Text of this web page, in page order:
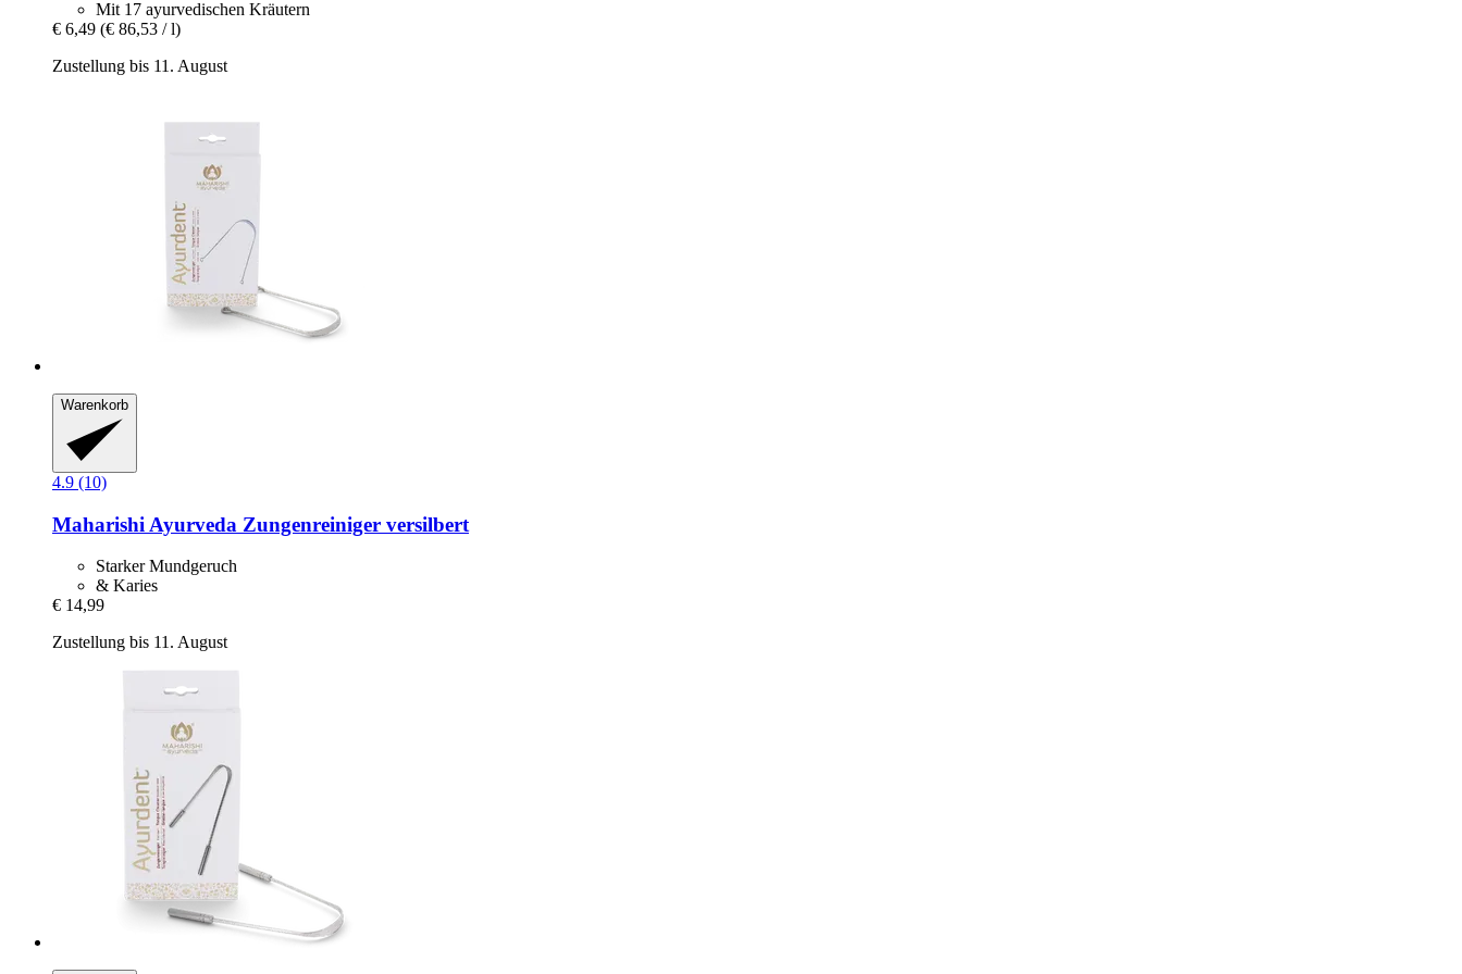
Mit 17 ayurvedischen Kräutern
€ 6,49 (€ 86,53 / l)
Zustellung bis 11. August
Warenkorb
4.9 (10)
Maharishi Ayurveda Zungenreiniger versilbert
Starker Mundgeruch
& Karies
€ 14,99
Zustellung bis 11. August